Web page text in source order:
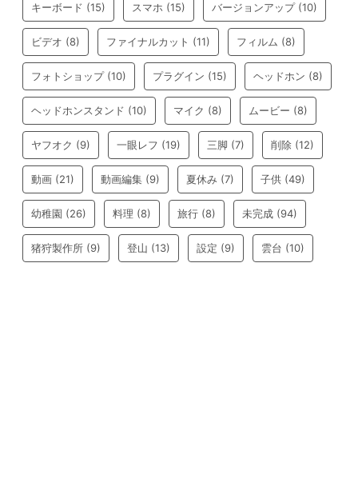
キーボード (15) スマホ (15) バージョンアップ(10)
ビデオ (8) ファイナルカット (11) フィルム (8)
フォトショップ(10) プラグイン (15) ヘッドホン (8)
ヘッドホンスタンド (10) マイク (8) ムービー (8)
ヤフオク (9) 一眼レフ (19) 三脚 (7) 削除 (12)
動画 (21) 動画編集 (9) 夏休み (7) 子供 (49)
幼稚園 (26) 料理 (8) 旅行 (8) 未完成 (94)
猪狩製作所 (9) 登山 (13) 設定 (9) 雲台 (10)